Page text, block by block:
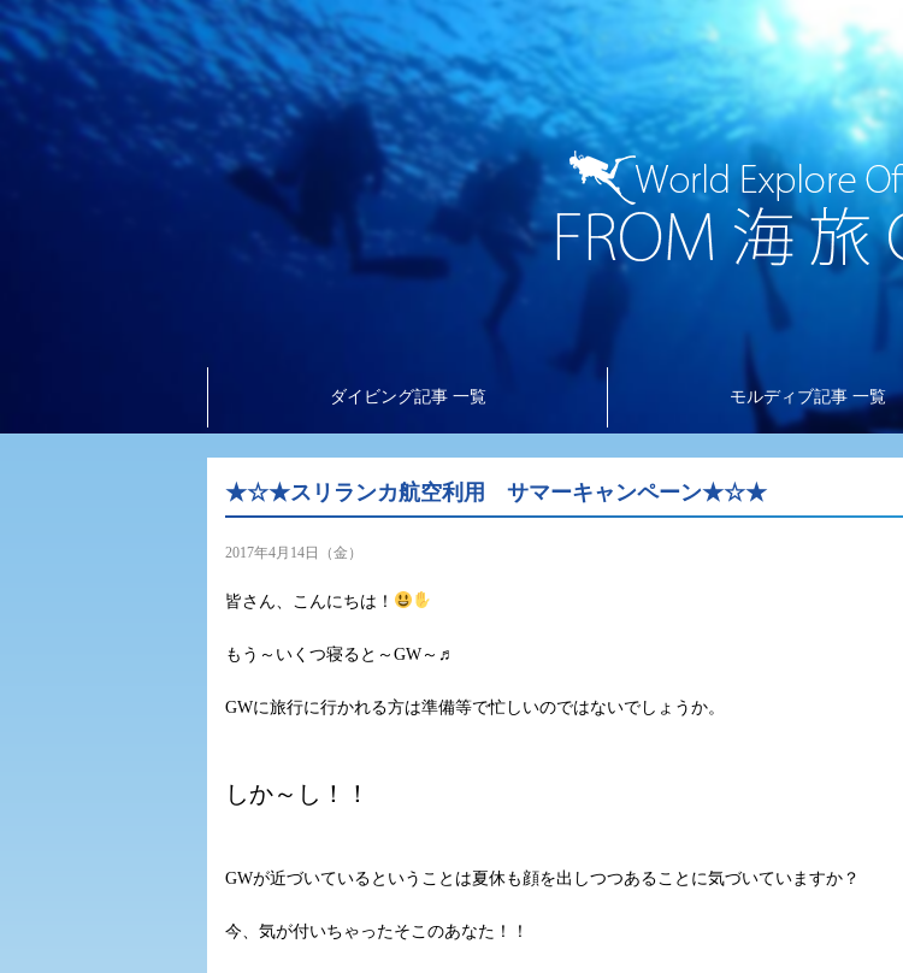
ダイビング記事 一覧 モルディブ記事 一覧
★☆★スリランカ航空利用 サマーキャンペーン★☆★
2017年4月14日（金）
皆さん、こんにちは！
もう～いくつ寝ると～GW～♬
GWに旅行に行かれる方は準備等で忙しいのではないでしょうか。
しか～し！！
GWが近づいているということは夏休も顔を出しつつあることに気づいていますか？
今、気が付いちゃったそこのあなた！！